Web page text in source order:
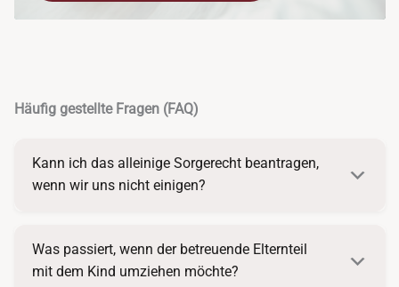
Häufig gestellte Fragen (FAQ)
Kann ich das alleinige Sorgerecht beantragen,
wenn wir uns nicht einigen?
Was passiert, wenn der betreuende Elternteil
mit dem Kind umziehen möchte?